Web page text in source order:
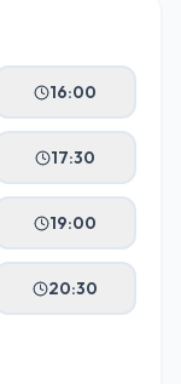
16:00
17:30
19:00
20:30